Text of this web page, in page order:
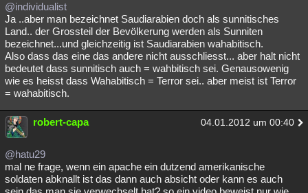
@individualist
Ja ..aber man bezeichnet Saudiarabien doch als sunnitisches
Land.. der Grossteil der Bevölkerung werden als Sunniten
bezeichnet...und gleichzeitig ist Saudiarabien wahabitisch.
Also dass das eine das andere nicht ausschliesst... aber halt nicht
bedeutet dass sunnitisch auch = wahbitisch sei. Genausowenig
wie es heisst dass Wahabitisch = Terror sei.. aber meist ist Terror
= wahabitisch.
robert-capa 04.01.2012 um 00:40
@hatu29
mal ne frage, wenn ein apache ein dutzend amerikanische
soldaten abknallt ist das dann auch absicht oder kann es auch